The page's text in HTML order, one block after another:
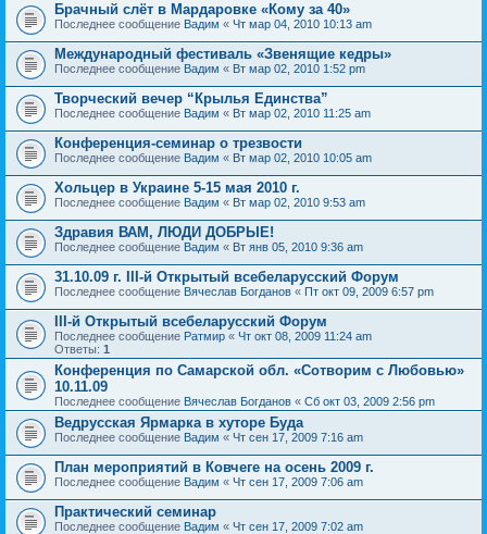
Брачный слёт в Мардаровке «Кому за 40»
Последнее сообщение Вадим « Чт мар 04, 2010 10:13 am
Международный фестиваль «Звенящие кедры»
Последнее сообщение Вадим « Вт мар 02, 2010 1:52 pm
Творческий вечер “Крылья Единства”
Последнее сообщение Вадим « Вт мар 02, 2010 11:25 am
Конференция-семинар о трезвости
Последнее сообщение Вадим « Вт мар 02, 2010 10:05 am
Хольцер в Украине 5-15 мая 2010 г.
Последнее сообщение Вадим « Вт мар 02, 2010 9:53 am
Здравия ВАМ, ЛЮДИ ДОБРЫЕ!
Последнее сообщение Вадим « Вт янв 05, 2010 9:36 am
31.10.09 г. III-й Открытый всебеларусский Форум
Последнее сообщение Вячеслав Богданов « Пт окт 09, 2009 6:57 pm
III-й Открытый всебеларусский Форум
Последнее сообщение Ратмир « Чт окт 08, 2009 11:24 am
Ответы: 1
Конференция по Самарской обл. «Сотворим с Любовью»
10.11.09
Последнее сообщение Вячеслав Богданов « Сб окт 03, 2009 2:56 pm
Ведрусская Ярмарка в хуторе Буда
Последнее сообщение Вадим « Чт сен 17, 2009 7:16 am
План мероприятий в Ковчеге на осень 2009 г.
Последнее сообщение Вадим « Чт сен 17, 2009 7:06 am
Практический семинар
Последнее сообщение Вадим « Чт сен 17, 2009 7:02 am